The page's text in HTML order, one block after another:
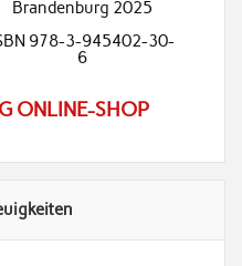
Brandenburg 2025
978-3-945402-30-
6
ONLINE-SHOP